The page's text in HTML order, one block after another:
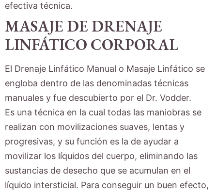
efectiva técnica.
MASAJE DE DRENAJE
LINFÁTICO CORPORAL
El Drenaje Linfático Manual o Masaje Linfático se
engloba dentro de las denominadas técnicas
manuales y fue descubierto por el Dr. Vodder.
Es una técnica en la cual todas las maniobras se
realizan con movilizaciones suaves, lentas y
progresivas, y su función es la de ayudar a
movilizar los líquidos del cuerpo, eliminando las
sustancias de desecho que se acumulan en el
líquido intersticial. Para conseguir un buen efecto,